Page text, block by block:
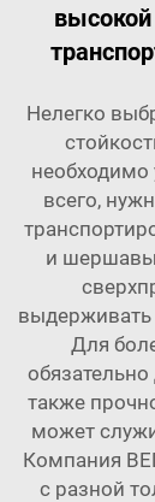
Нелегко
необходимо
всего,
и
выдерживать
Для
также
может
Компания
с разной